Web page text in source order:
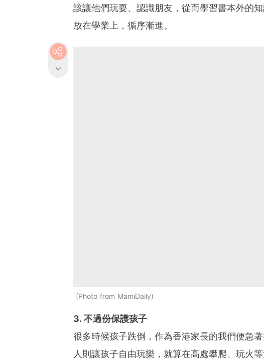
該讓他們玩耍、認識朋友，從而學習書本外的
放在學業上，循序漸進。
Photo from MamiDaily
3. 不過份保護孩子
很多時候孩子跌倒，作為香港家長的我們便急
人則讓孩子自由玩樂，就算在高處攀爬、玩火